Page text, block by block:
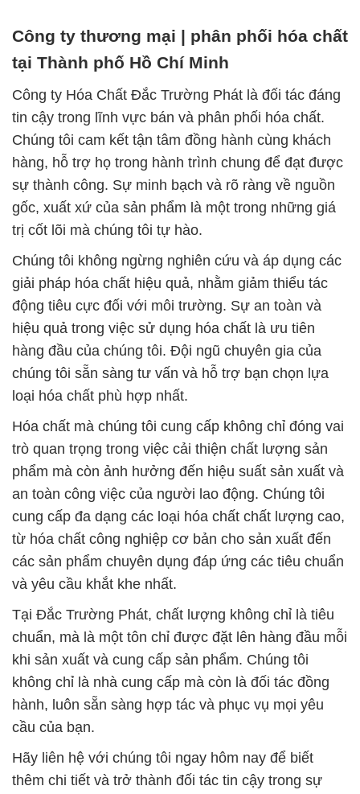
Công ty thương mại | phân phối hóa chất
tại Thành phố Hồ Chí Minh
Công ty Hóa Chất Đắc Trường Phát là đối tác đáng
tin cậy trong lĩnh vực bán và phân phối hóa chất.
Chúng tôi cam kết tận tâm đồng hành cùng khách
hàng, hỗ trợ họ trong hành trình chung để đạt được
sự thành công. Sự minh bạch và rõ ràng về nguồn
gốc, xuất xứ của sản phẩm là một trong những giá
trị cốt lõi mà chúng tôi tự hào.
Chúng tôi không ngừng nghiên cứu và áp dụng các
giải pháp hóa chất hiệu quả, nhằm giảm thiểu tác
động tiêu cực đối với môi trường. Sự an toàn và
hiệu quả trong việc sử dụng hóa chất là ưu tiên
hàng đầu của chúng tôi. Đội ngũ chuyên gia của
chúng tôi sẵn sàng tư vấn và hỗ trợ bạn chọn lựa
loại hóa chất phù hợp nhất.
Hóa chất mà chúng tôi cung cấp không chỉ đóng vai
trò quan trọng trong việc cải thiện chất lượng sản
phẩm mà còn ảnh hưởng đến hiệu suất sản xuất và
an toàn công việc của người lao động. Chúng tôi
cung cấp đa dạng các loại hóa chất chất lượng cao,
từ hóa chất công nghiệp cơ bản cho sản xuất đến
các sản phẩm chuyên dụng đáp ứng các tiêu chuẩn
và yêu cầu khắt khe nhất.
Tại Đắc Trường Phát, chất lượng không chỉ là tiêu
chuẩn, mà là một tôn chỉ được đặt lên hàng đầu mỗi
khi sản xuất và cung cấp sản phẩm. Chúng tôi
không chỉ là nhà cung cấp mà còn là đối tác đồng
hành, luôn sẵn sàng hợp tác và phục vụ mọi yêu
cầu của bạn.
Hãy liên hệ với chúng tôi ngay hôm nay để biết
thêm chi tiết và trở thành đối tác tin cậy trong sự